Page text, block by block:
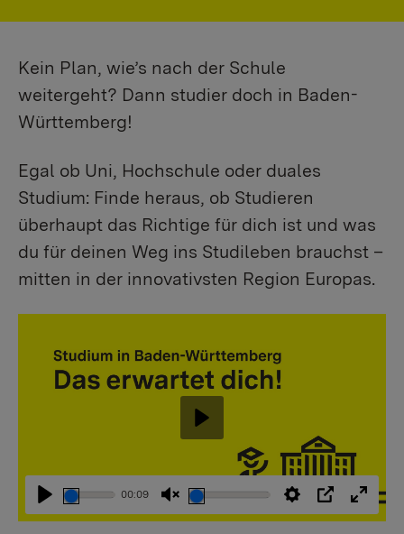
Kein Plan, wie’s nach der Schule
weitergeht? Dann studier doch in Baden-
Württemberg!
Egal ob Uni, Hochschule oder duales
Studium: Finde heraus, ob Studieren
überhaupt das Richtige für dich ist und was
du für deinen Weg ins Studileben brauchst –
mitten in der innovativsten Region Europas.
Abspielen
00:09
StummschaltungEinstellungen
PIP
Abspielen